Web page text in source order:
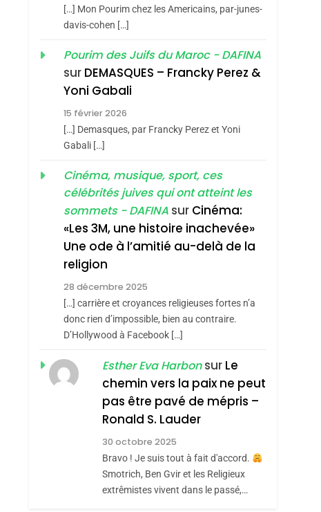
2
Dis Guerre»: La
Nouvelle Chanson De
Boy George
ISRAÉL JUDAISME
Accords D’Isaac:
L’alliance Pourrait
S’étendre À 13 Pays
D’Amérique Latine
ISRAÉL JUDAISME
5
Meurtrière Selon Le
Rapport D’ADL
Contre
L’antisémitisme
FRANCE ISRAÉL
FIÈRE, DIGNE ET
RÉSILIENTE :
POURQUOI JE
REVENDIQUE MA
JUDAÏTE Par Thérèse
Zrihen-Dvir
ISRAÉL JUDAISME
CE QUI NOUS
MANQUE – Jacques
Hadida
JUDAISME
Maroc : Les Amandes
[…] Mon Pourim chez les Americains, par-junes-
davis-cohen […]
Pourim des Juifs du Maroc - DAFINA
sur DEMASQUES – Francky Perez &
Yoni Gabali
15 février 2026
[…] Demasques, par Francky Perez et Yoni
Gabali […]
Cinéma, musique, sport, ces
célébrités juives qui ont atteint les
sommets - DAFINA sur Cinéma:
«Les 3M, une histoire inachevée»
Une ode à l’amitié au-delà de la
religion
28 décembre 2025
[…] carrière et croyances religieuses fortes n’a
donc rien d’impossible, bien au contraire.
D’Hollywood à Facebook […]
Esther Eva Harbonsur Le
chemin vers la paix ne peut
pas être pavé de mépris –
Ronald S. Lauder
30 octobre 2025
Bravo ! Je suis tout à fait d'accord.
Smotrich, Ben Gvir et les Religieux
extrêmistes vivent dans le passé,…